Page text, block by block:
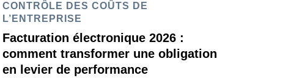
CONTRÔLE DES COÛTS DE
L’ENTREPRISE
Facturation électronique 2026 :
comment transformer une obligation
en levier de performance